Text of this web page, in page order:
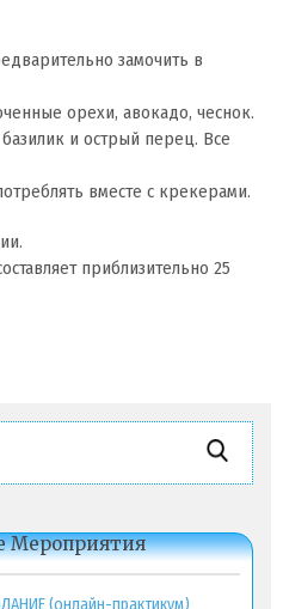
замочить в
орехи, авокадо, чеснок.
и острый перец. Все
вместе с крекерами.
приблизительно 25
(онлайн-практикум)